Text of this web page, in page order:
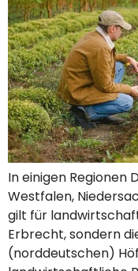
In einigen Regionen
Westfalen,
gilt für
Erbrecht, sondern
(norddeutschen)